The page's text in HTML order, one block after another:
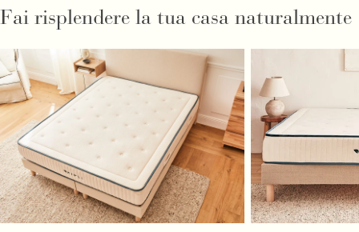
Fai risplendere la tua casa naturalmente